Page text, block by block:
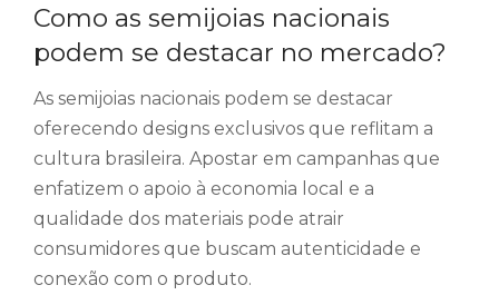
Como as semijoias nacionais
podem se destacar no mercado?
As semijoias nacionais podem se destacar
oferecendo designs exclusivos que reflitam a
cultura brasileira. Apostar em campanhas que
enfatizem o apoio à economia local e a
qualidade dos materiais pode atrair
consumidores que buscam autenticidade e
conexão com o produto.